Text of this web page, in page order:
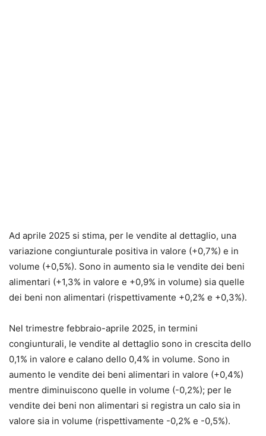
Ad aprile 2025 si stima, per le vendite al dettaglio, una
variazione congiunturale positiva in valore (+0,7%) e in
volume (+0,5%). Sono in aumento sia le vendite dei beni
alimentari (+1,3% in valore e +0,9% in volume) sia quelle
dei beni non alimentari (rispettivamente +0,2% e +0,3%).
Nel trimestre febbraio-aprile 2025, in termini
congiunturali, le vendite al dettaglio sono in crescita dello
0,1% in valore e calano dello 0,4% in volume. Sono in
aumento le vendite dei beni alimentari in valore (+0,4%)
mentre diminuiscono quelle in volume (-0,2%); per le
vendite dei beni non alimentari si registra un calo sia in
valore sia in volume (rispettivamente -0,2% e -0,5%).